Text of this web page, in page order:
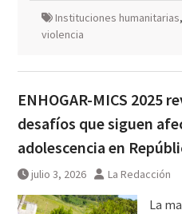
Instituciones humanitarias,
violencia
ENHOGAR-MICS 2025
desafíos que siguen
adolescencia en
julio 3, 2026 La Redacción
La